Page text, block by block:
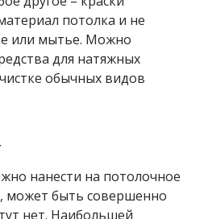
потолка и не
или мытье. Можно
для натяжных
обычных видов
нанести на потолочное
может быть совершенно
нет. Наибольшей